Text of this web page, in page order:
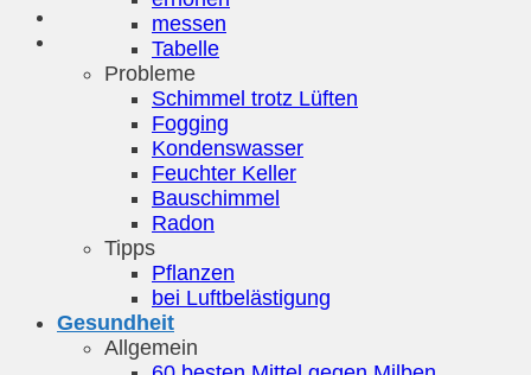
messen
Tabelle
Probleme
Schimmel trotz Lüften
Fogging
Kondenswasser
Feuchter Keller
Bauschimmel
Radon
Tipps
Pflanzen
bei Luftbelästigung
Gesundheit
Allgemein